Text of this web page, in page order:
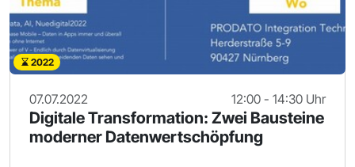
2022
07.07.2022 12:00 - 14:30 Uhr
Digitale Transformation: Zwei Bausteine
moderner Datenwertschöpfung